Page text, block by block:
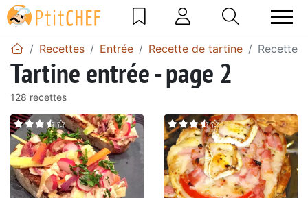
Recettes Entrée Recette de tartine Recette
Tartine entrée - page 2
128 recettes